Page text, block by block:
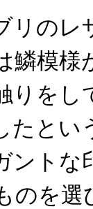
リのレ
鱗模様
りをし
たとい
ントな
のを